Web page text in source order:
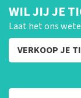
WIL JIJ JE
Laat het ons
VERKOOP JE